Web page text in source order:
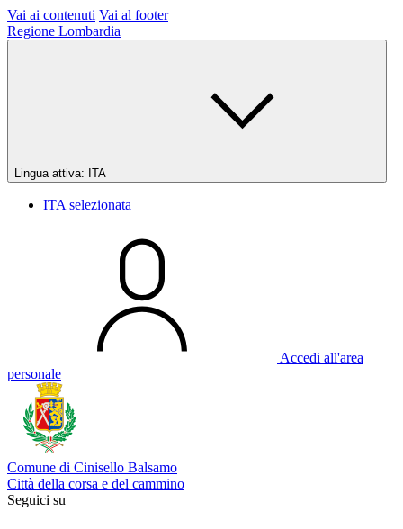
Vai ai contenuti Vai al footer
Regione Lombardia
Lingua attiva: ITA
ITA selezionata
Accedi all'area
personale
Comune di Cinisello Balsamo
Città della corsa e del cammino
Seguici su